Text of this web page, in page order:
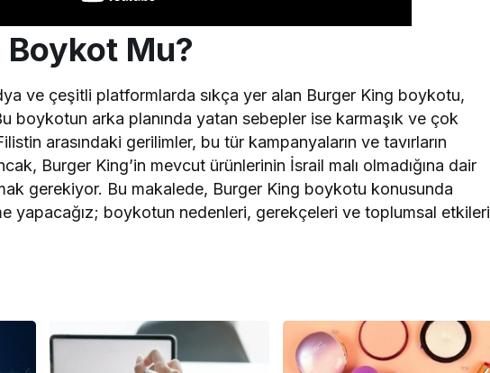
Mu?
ve çeşitli platformlarda sıkça yer alan Burger King boykotu,
boykotun arka planında yatan sebepler ise karmaşık ve çok
arasındaki gerilimler, bu tür kampanyaların ve tavırların
Burger King’in mevcut ürünlerinin İsrail malı olmadığına dair
gerekiyor. Bu makalede, Burger King boykotu konusunda
yapacağız; boykotun nedenleri, gerekçeleri ve toplumsal etkileri